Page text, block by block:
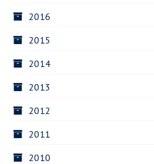
2016
2015
2014
2013
2012
2011
2010